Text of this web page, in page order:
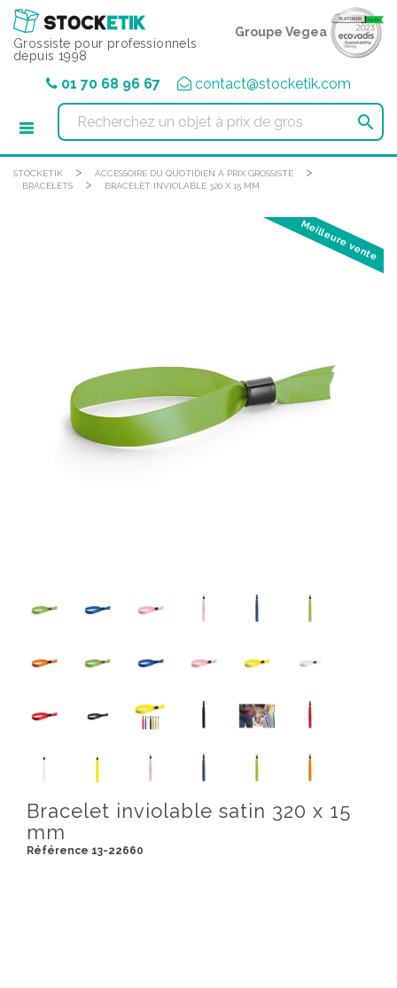
Grossiste pour professionnels
depuis 1998
Groupe Vegea
01 70 68 96 67 contact@stocketik.com

STOCKETIK > ACCESSOIRE DU QUOTIDIEN À PRIX GROSSISTE >
BRACELETS > BRACELET INVIOLABLE 320 X 15 MM
Meilleure vente
Bracelet inviolable satin 320 x 15
mm
Référence 13-22660
Panneau de gestion des cookies